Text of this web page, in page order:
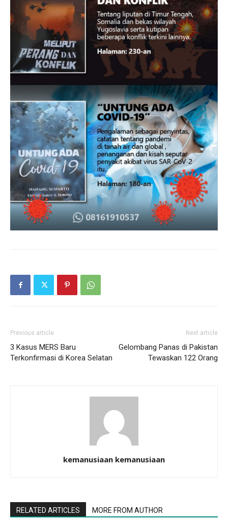
Previous article
3 Kasus MERS Baru
Terkonfirmasi di Korea Selatan
Next article
Gelombang Panas di Pakistan
Tewaskan 122 Orang
kemanusiaan kemanusiaan
RELATED ARTICLES MORE FROM AUTHOR